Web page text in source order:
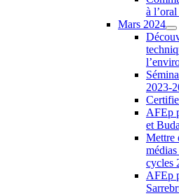
à
Mars 2024
2023-
AFEp
et
Mettre
cycles
AFEp